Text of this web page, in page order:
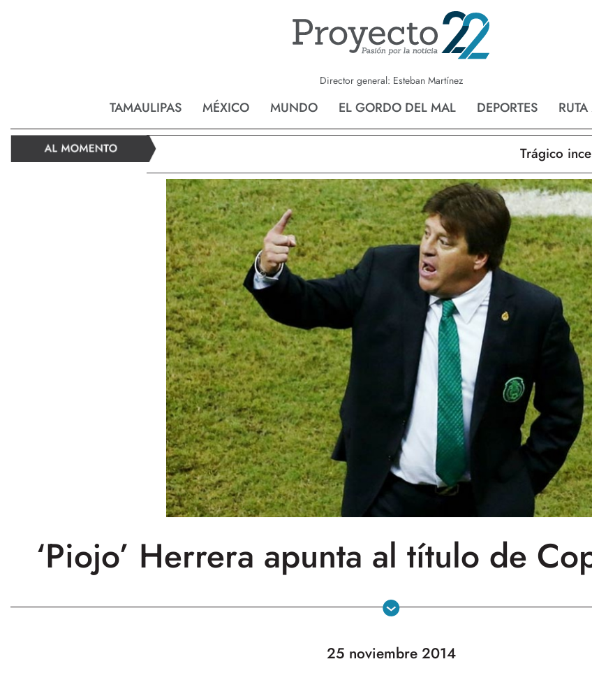
Director general: Esteban Martínez
TAMAULIPAS MÉXICO MUNDO EL GORDO DEL MAL DEPORTES
Reynosa Nvo. Laredo
Trágico
‘Piojo’ Herrera apunta al título de
25 noviembre 2014